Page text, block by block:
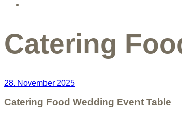
Catering
28. November 2025
Catering Food Wedding Event Table